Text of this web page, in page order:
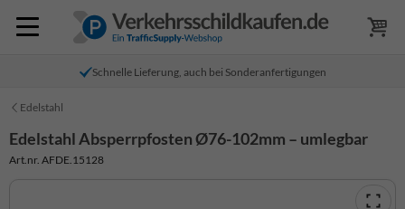
Schnelle Lieferung, auch bei Sonderanfertigungen
Edelstahl
Edelstahl Absperrpfosten Ø76-102mm – umlegbar
Art.nr. AFDE.15128